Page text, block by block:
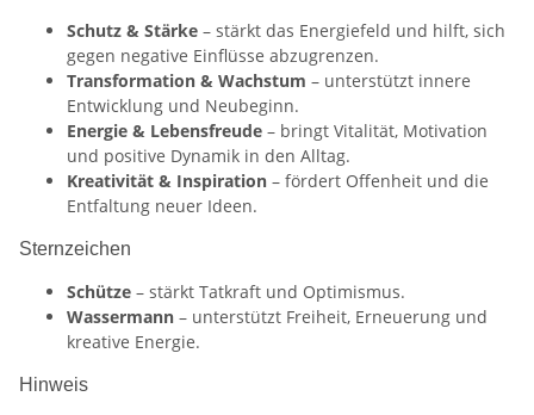
Schutz & Stärke – stärkt das Energiefeld und hilft, sich
gegen negative Einflüsse abzugrenzen.
Transformation & Wachstum – unterstützt innere
Entwicklung und Neubeginn.
Energie & Lebensfreude – bringt Vitalität, Motivation
und positive Dynamik in den Alltag.
Kreativität & Inspiration – fördert Offenheit und die
Entfaltung neuer Ideen.
Sternzeichen
Schütze – stärkt Tatkraft und Optimismus.
Wassermann – unterstützt Freiheit, Erneuerung und
kreative Energie.
Hinweis